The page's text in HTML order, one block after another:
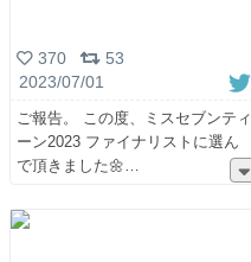
370
53
2023/07/01
ご報告。 この度、ミスセブンティ
ーン2023 ファイナリストに選ん
で頂きました🌼